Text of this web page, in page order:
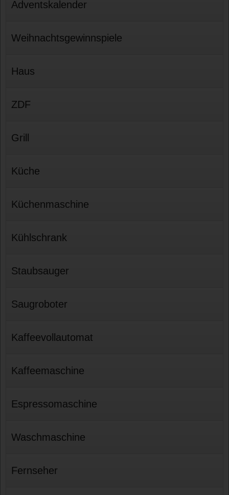
Adventskalender
Weihnachtsgewinnspiele
Haus
ZDF
Grill
Küche
Küchenmaschine
Kühlschrank
Staubsauger
Saugroboter
Kaffeevollautomat
Kaffeemaschine
Espressomaschine
Waschmaschine
Fernseher